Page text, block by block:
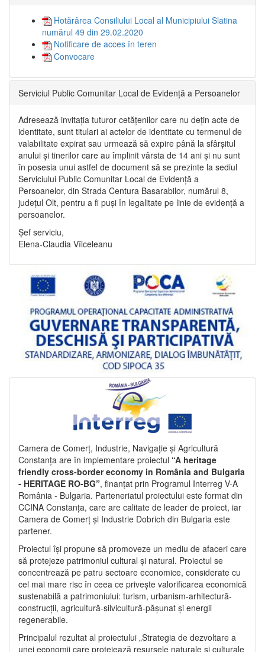
Hotărârea Consiliului Local al Municipiului Slatina
numărul 49 din 29.02.2020
Notificare de acces în teren
Convocare
Serviciul Public Comunitar Local de Evidență a Persoanelor
Adresează invitația tuturor cetățenilor care nu dețin acte de
identitate, sunt titulari ai actelor de identitate cu termenul de
valabilitate expirat sau urmează să expire până la sfârșitul
anului și tinerilor care au împlinit vârsta de 14 ani și nu sunt
în posesia unui astfel de document să se prezinte la sediul
Serviciului Public Comunitar Local de Evidență a
Persoanelor, din Strada Centura Basarabilor, numărul 8,
județul Olt, pentru a fi puși în legalitate pe linie de evidență a
persoanelor.
Șef serviciu,
Elena-Claudia Vîlceleanu
Camera de Comerț, Industrie, Navigație și Agricultură
Constanța are în implementare proiectul “A heritage
friendly cross-border economy in România and Bulgaria
- HERITAGE RO-BG”, finanțat prin Programul Interreg V-A
România - Bulgaria. Parteneriatul proiectului este format din
CCINA Constanța, care are calitate de leader de proiect, iar
Camera de Comerț și Industrie Dobrich din Bulgaria este
partener.
Proiectul își propune să promoveze un mediu de afaceri care
să protejeze patrimoniul cultural și natural. Proiectul se
concentrează pe patru sectoare economice, considerate cu
cel mai mare risc în ceea ce privește valorificarea economică
sustenabilă a patrimoniului: turism, urbanism-arhitectură-
construcții, agricultură-silvicultură-pășunat și energii
regenerabile.
Principalul rezultat al proiectului „Strategia de dezvoltare a
unei economii care protejează resursele naturale și culturale